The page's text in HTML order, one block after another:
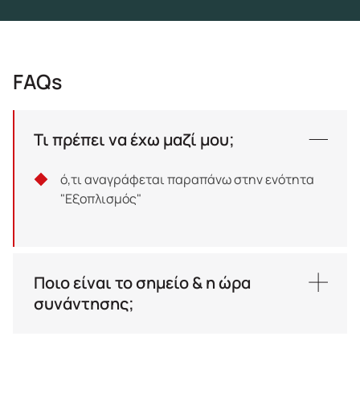
FAQs
Τι πρέπει να έχω μαζί μου;
ό,τι αναγράφεται παραπάνω στην ενότητα
"Εξοπλισμός"
Ποιο είναι το σημείο & η ώρα
συνάντησης;